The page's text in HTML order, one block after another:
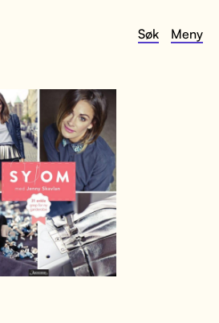
Søk Meny